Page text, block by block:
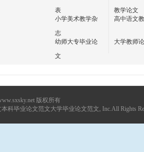
表
教学论文
小学美术教学杂
志
高中语文
幼师大专毕业论
文
大学教师
版权所有
本科毕业论文范文大学毕业论文范文, Inc.All Rights